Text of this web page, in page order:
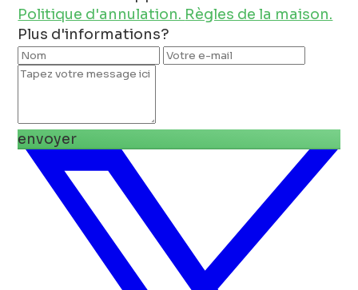
Politique d'annulation. Règles de la maison.
Plus d'informations?
envoyer